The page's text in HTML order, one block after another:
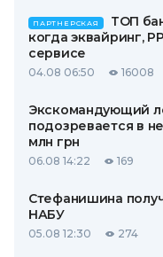
ПАРТНЕРСКАЯ
ТОП
когда эквайринг,
сервисе
04.08 06:50 16008
Экскомандующий
подозревается в
млн грн
06.08 14:22 169
Стефанишина
НАБУ
05.08 12:30 274